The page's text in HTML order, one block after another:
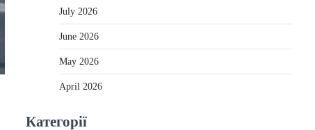
July 2026
June 2026
May 2026
April 2026
Категорії